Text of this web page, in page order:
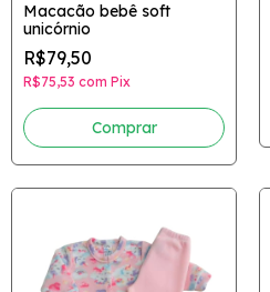
Macacão bebê soft
unicórnio
R$79,50
R$75,53 com Pix
Comprar